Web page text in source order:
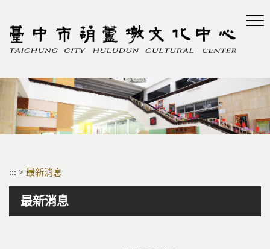
區
::: > 最新消息
最新消息